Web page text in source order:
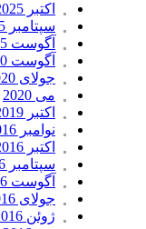
اکتبر 2025
سپتامبر 2025
آگوست 2025
آگوست 2020
جولای 2020
می 2020
اکتبر 2019
نوامبر 2016
اکتبر 2016
سپتامبر 2016
آگوست 2016
جولای 2016
ژوئن 2016